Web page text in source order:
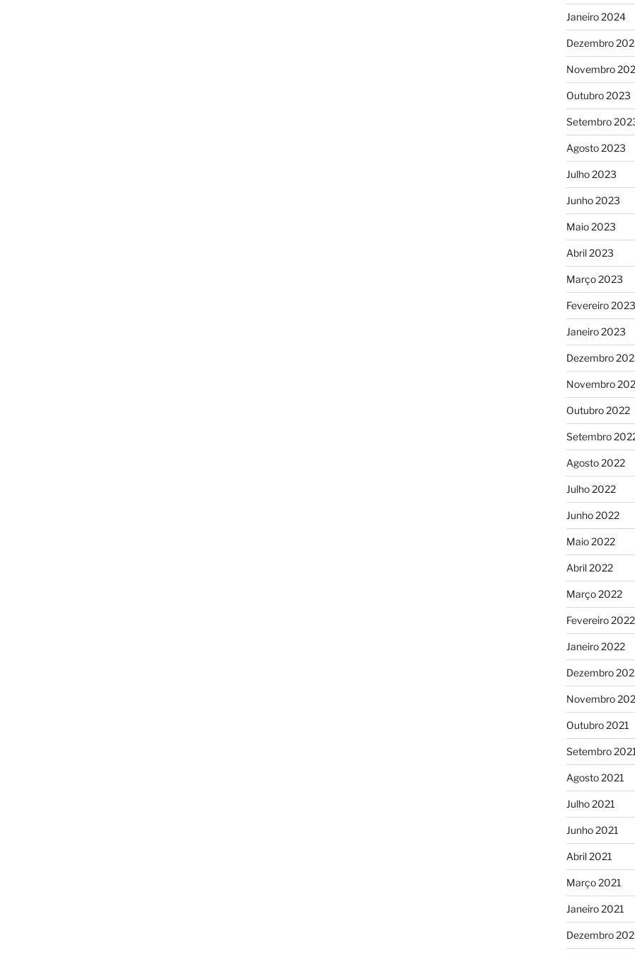
Janeiro 2024
Dezembro
Novembro
Outubro 2023
Setembro
Agosto 2023
Julho 2023
Junho 2023
Maio 2023
Abril 2023
Março 2023
Fevereiro 2023
Janeiro 2023
Dezembro
Novembro
Outubro 2022
Setembro
Agosto 2022
Julho 2022
Junho 2022
Maio 2022
Abril 2022
Março 2022
Fevereiro 2022
Janeiro 2022
Dezembro
Novembro
Outubro 2021
Setembro 2021
Agosto 2021
Julho 2021
Junho 2021
Abril 2021
Março 2021
Janeiro 2021
Dezembro